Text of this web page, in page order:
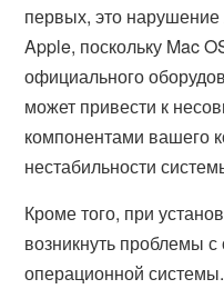
первых, это
Apple, поскольку Mac
официального
может привести к
компонентами вашего
нестабильности
Кроме того, при
возникнуть проблемы
операционной